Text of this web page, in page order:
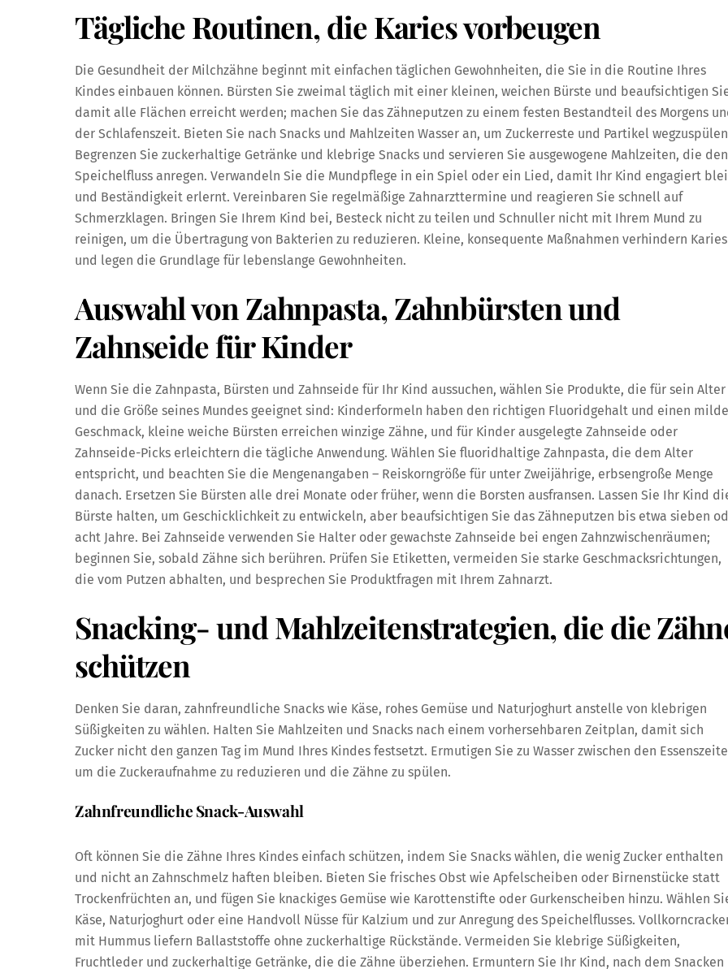
Tägliche Routinen, die Karies vorbeugen
Die Gesundheit der Milchzähne beginnt mit einfachen täglichen Gewohnheiten, die Sie in die Routine Ihres
Kindes einbauen können. Bürsten Sie zweimal täglich mit einer kleinen, weichen Bürste und beaufsichtigen
damit alle Flächen erreicht werden; machen Sie das Zähneputzen zu einem festen Bestandteil des Morgens
der Schlafenszeit. Bieten Sie nach Snacks und Mahlzeiten Wasser an, um Zuckerreste und Partikel
Begrenzen Sie zuckerhaltige Getränke und klebrige Snacks und servieren Sie ausgewogene Mahlzeiten, die den
Speichelfluss anregen. Verwandeln Sie die Mundpflege in ein Spiel oder ein Lied, damit Ihr Kind engagiert
und Beständigkeit erlernt. Vereinbaren Sie regelmäßige Zahnarzttermine und reagieren Sie schnell auf
Schmerzklagen. Bringen Sie Ihrem Kind bei, Besteck nicht zu teilen und Schnuller nicht mit Ihrem Mund zu
reinigen, um die Übertragung von Bakterien zu reduzieren. Kleine, konsequente Maßnahmen verhindern Karies
und legen die Grundlage für lebenslange Gewohnheiten.
Auswahl von Zahnpasta, Zahnbürsten und
Zahnseide für Kinder
Wenn Sie die Zahnpasta, Bürsten und Zahnseide für Ihr Kind aussuchen, wählen Sie Produkte, die für sein Alter
und die Größe seines Mundes geeignet sind: Kinderformeln haben den richtigen Fluoridgehalt und einen
Geschmack, kleine weiche Bürsten erreichen winzige Zähne, und für Kinder ausgelegte Zahnseide oder
Zahnseide-Picks erleichtern die tägliche Anwendung. Wählen Sie fluoridhaltige Zahnpasta, die dem Alter
entspricht, und beachten Sie die Mengenangaben – Reiskorngröße für unter Zweijährige, erbsengroße Menge
danach. Ersetzen Sie Bürsten alle drei Monate oder früher, wenn die Borsten ausfransen. Lassen Sie Ihr Kind
Bürste halten, um Geschicklichkeit zu entwickeln, aber beaufsichtigen Sie das Zähneputzen bis etwa sieben
acht Jahre. Bei Zahnseide verwenden Sie Halter oder gewachste Zahnseide bei engen Zahnzwischenräumen;
beginnen Sie, sobald Zähne sich berühren. Prüfen Sie Etiketten, vermeiden Sie starke Geschmacksrichtungen,
die vom Putzen abhalten, und besprechen Sie Produktfragen mit Ihrem Zahnarzt.
Snacking- und Mahlzeitenstrategien, die die
schützen
Denken Sie daran, zahnfreundliche Snacks wie Käse, rohes Gemüse und Naturjoghurt anstelle von klebrigen
Süßigkeiten zu wählen. Halten Sie Mahlzeiten und Snacks nach einem vorhersehbaren Zeitplan, damit sich
Zucker nicht den ganzen Tag im Mund Ihres Kindes festsetzt. Ermutigen Sie zu Wasser zwischen den
um die Zuckeraufnahme zu reduzieren und die Zähne zu spülen.
Zahnfreundliche Snack-Auswahl
Oft können Sie die Zähne Ihres Kindes einfach schützen, indem Sie Snacks wählen, die wenig Zucker enthalten
und nicht an Zahnschmelz haften bleiben. Bieten Sie frisches Obst wie Apfelscheiben oder Birnenstücke statt
Trockenfrüchten an, und fügen Sie knackiges Gemüse wie Karottenstifte oder Gurkenscheiben hinzu. Wählen
Käse, Naturjoghurt oder eine Handvoll Nüsse für Kalzium und zur Anregung des Speichelflusses.
mit Hummus liefern Ballaststoffe ohne zuckerhaltige Rückstände. Vermeiden Sie klebrige Süßigkeiten,
Fruchtleder und zuckerhaltige Getränke, die die Zähne überziehen. Ermuntern Sie Ihr Kind, nach dem Snacken